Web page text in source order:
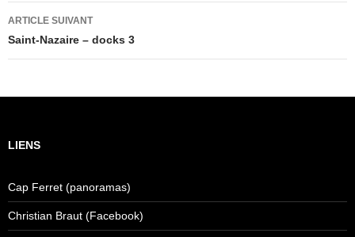
articles
ARTICLE SUIVANT
Saint-Nazaire – docks 3
LIENS
Cap Ferret (panoramas)
Christian Braut (Facebook)